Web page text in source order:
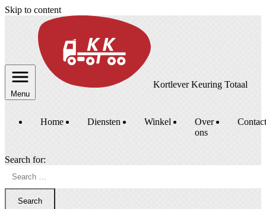
Skip to content
Menu
Kortlever Keuring Totaal
Home Diensten Winkel
Over
ons
Contact
Search for:
Search